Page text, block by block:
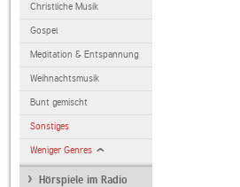
Christliche Musik
Gospel
Meditation & Entspannung
Weihnachtsmusik
Bunt gemischt
Sonstiges
Weniger Genres
Hörspiele im Radio